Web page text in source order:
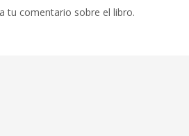
tu comentario sobre el libro.